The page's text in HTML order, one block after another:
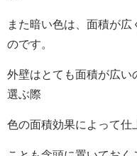
また暗い色は、面積が
のです。
外壁はとても面積が広い
選ぶ際
色の面積効果によって仕